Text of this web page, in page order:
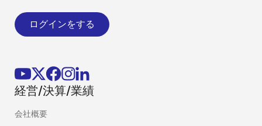
ログインをする
経営/決算/業績
会社概要